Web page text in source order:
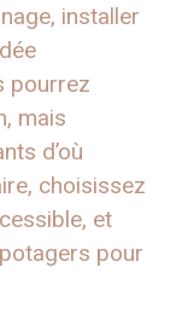
installer
pourrez
mais
d’où
choisissez
et
pour